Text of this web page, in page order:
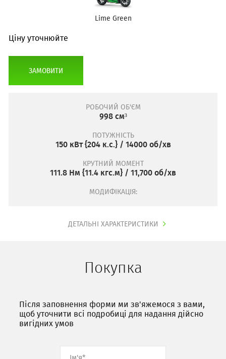
Lime Green
РОБОЧИЙ ОБ'ЄМ
998 см³
ПОТУЖНІСТЬ
150 кВт {204 к.с.} / 14000 об/хв
КРУТНИЙ МОМЕНТ
111.8 Нм {11.4 кгс.м} / 11,700 об/хв
МОДИФІКАЦІЯ:
ДЕТАЛЬНІ ХАРАКТЕРИСТИКИ
Ціну уточнюйте
ЗАМОВИТИ
Покупка
Після заповнення форми ми зв'яжемося з вами,
щоб уточнити всі подробиці для надання дійсно
вигідних умов